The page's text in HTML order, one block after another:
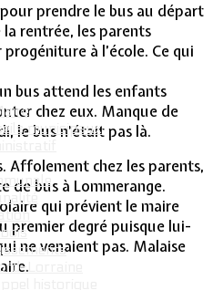
municipaux
Lorraine
prendre le bus au départ
rentrée, les parents
à l’école. Ce qui
bus attend les enfants
chez eux. Manque de
le bus n’était pas là.
Affolement chez les parents,
de bus à Lommerange.
qui prévient le maire
premier degré puisque lui-
ne venaient pas. Malaise